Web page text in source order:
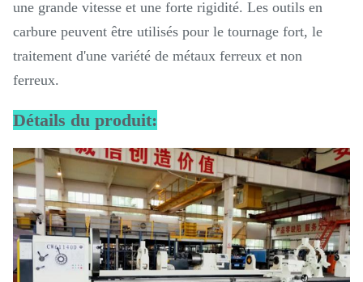
une grande vitesse et une forte rigidité. Les outils en
carbure peuvent être utilisés pour le tournage fort, le
traitement d'une variété de métaux ferreux et non
ferreux.
Détails du produit: